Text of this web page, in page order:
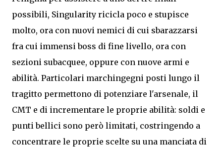
possibili, Singularity ricicla poco e stupisce
molto, ora con nuovi nemici di cui sbarazzarsi
fra cui immensi boss di fine livello, ora con
sezioni subacquee, oppure con nuove armi e
abilità. Particolari marchingegni posti lungo il
tragitto permettono di potenziare l'arsenale, il
CMT e di incrementare le proprie abilità: soldi e
punti bellici sono però limitati, costringendo a
concentrare le proprie scelte su una manciata di